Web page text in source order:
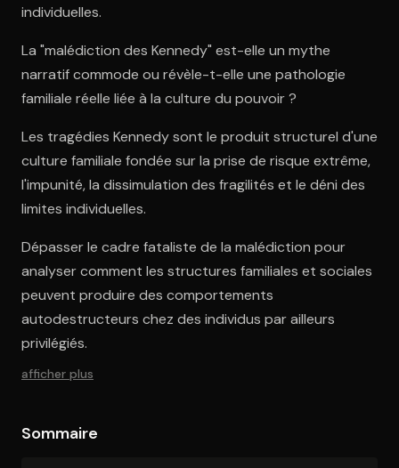
individuelles.
La "malédiction des Kennedy" est-elle un mythe
narratif commode ou révèle-t-elle une pathologie
familiale réelle liée à la culture du pouvoir ?
Les tragédies Kennedy sont le produit structurel d'une
culture familiale fondée sur la prise de risque extrême,
l'impunité, la dissimulation des fragilités et le déni des
limites individuelles.
Dépasser le cadre fataliste de la malédiction pour
analyser comment les structures familiales et sociales
peuvent produire des comportements
autodestructeurs chez des individus par ailleurs
privilégiés.
afficher plus
Sommaire